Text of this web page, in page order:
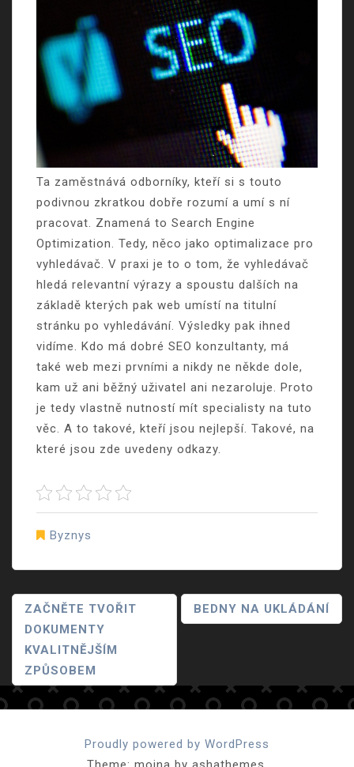
Ta zaměstnává odborníky, kteří si s touto
podivnou zkratkou dobře rozumí a umí s ní
pracovat. Znamená to Search Engine
Optimization. Tedy, něco jako optimalizace pro
vyhledávač. V praxi je to o tom, že vyhledávač
hledá relevantní výrazy a spoustu dalších na
základě kterých pak web umístí na titulní
stránku po vyhledávání. Výsledky pak ihned
vidíme. Kdo má dobré SEO konzultanty, má
také web mezi prvními a nikdy ne někde dole,
kam už ani běžný uživatel ani nezaroluje. Proto
je tedy vlastně nutností mít specialisty na tuto
věc. A to takové, kteří jsou nejlepší. Takové, na
které jsou zde uvedeny odkazy.
Byznys
Navigace
Pro
Příspěvek
ZAČNĚTE TVOŘIT
DOKUMENTY
KVALITNĚJŠÍM
ZPŮSOBEM
BEDNY NA UKLÁDÁNÍ
Proudly powered by WordPress